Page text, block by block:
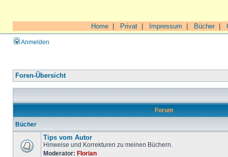
Home Privat Impressum Bücher|
Anmelden
Foren-Übersicht
Forum
Bücher
Tips vom Autor
Hinweise und Korrekturen zu meinen Büchern.
Moderator: Florian